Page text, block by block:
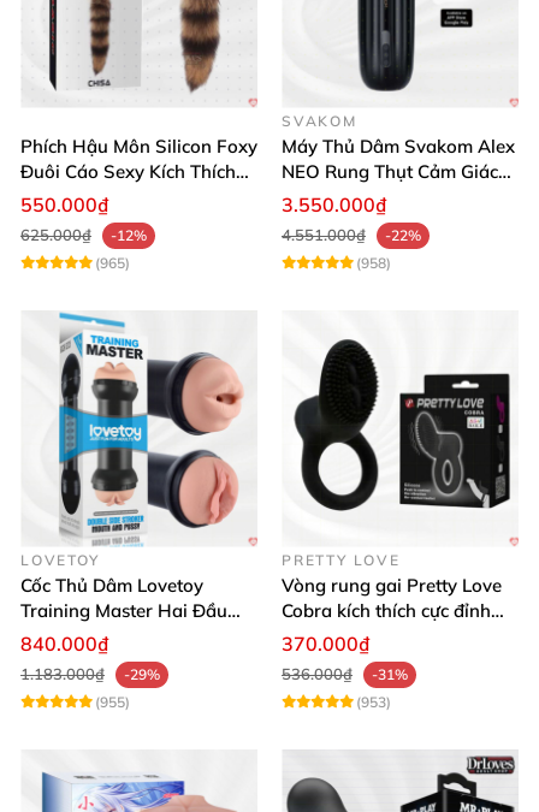
Phích Hậu Môn Silicon Foxy
Đuôi Cáo Sexy Kích Thích
Đỉnh Cao
550.000₫
625.000₫
-12%
(965)
SVAKOM
Máy Thủ Dâm Svakom Alex
NEO Rung Thụt Cảm Giác
Thật, App Điều Khiển
3.550.000₫
4.551.000₫
-22%
(958)
LOVETOY
Cốc Thủ Dâm Lovetoy
Training Master Hai Đầu
Siêu Thật, Tăng Khoái Cảm
840.000₫
1.183.000₫
-29%
(955)
PRETTY LOVE
Vòng rung gai Pretty Love
Cobra kích thích cực đỉnh
trải nghiệm
370.000₫
536.000₫
-31%
(953)